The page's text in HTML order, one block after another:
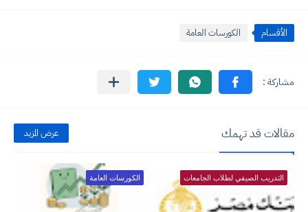
الأقسام الكورسات العامة
مقالات قد تهمك عرض المزيد
التدريب الصيفي لطلاب الجامعات الكورسات العامة